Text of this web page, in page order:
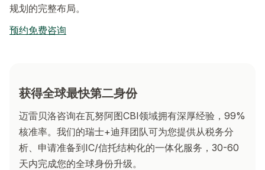
规划的完整布局。
预约免费咨询
获得全球最快第二身份
迈雷贝洛咨询在瓦努阿图CBI领域拥有深厚经验，99%
核准率。我们的瑞士+迪拜团队可为您提供从税务分
析、申请准备到IC/信托结构化的一体化服务，30-60
天内完成您的全球身份升级。